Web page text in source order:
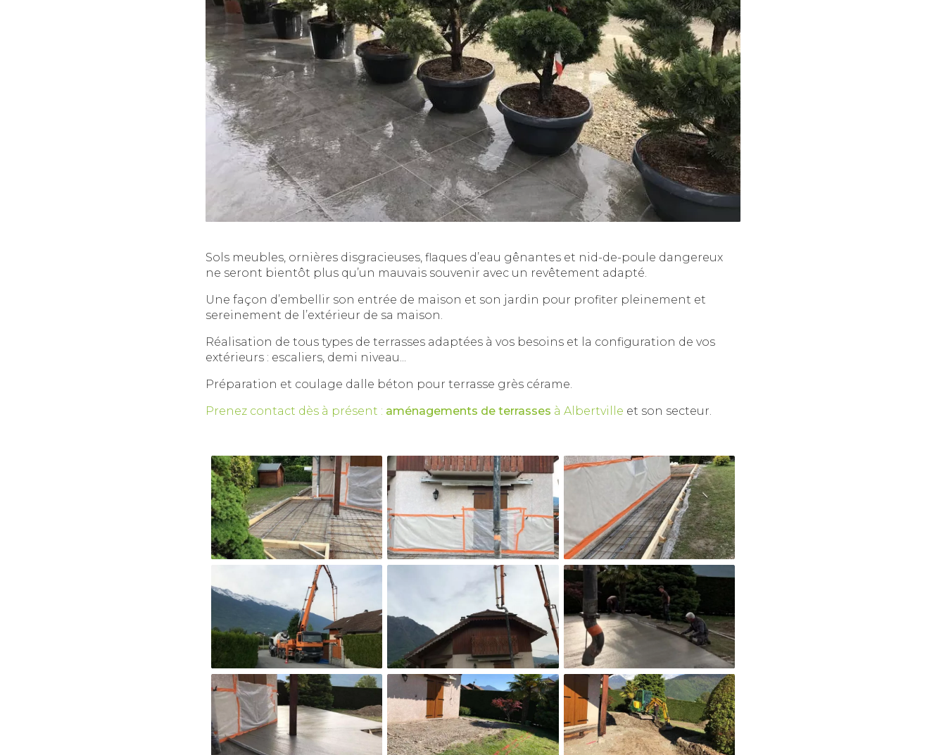
Sols meubles, ornières disgracieuses, flaques d’eau gênantes et nid-de-poule dangereux
ne seront bientôt plus qu’un mauvais souvenir avec un revêtement adapté.
Une façon d’embellir son entrée de maison et son jardin pour profiter pleinement et
sereinement de l’extérieur de sa maison.
Réalisation de tous types de terrasses adaptées à vos besoins et la configuration de vos
extérieurs : escaliers, demi niveau...
Préparation et coulage dalle béton pour terrasse grès cérame.
Prenez contact dès à présent : aménagements de terrasses à Albertville et son secteur.